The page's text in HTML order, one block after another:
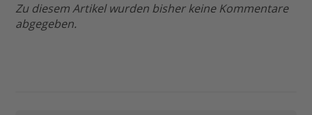
Zu diesem Artikel wurden bisher keine Kommentare
abgegeben.